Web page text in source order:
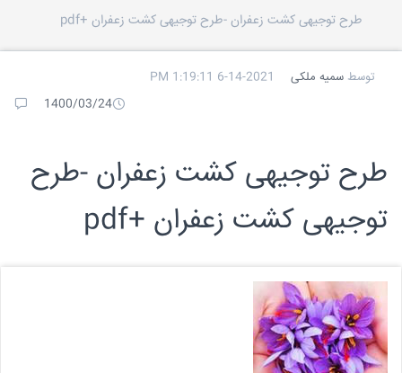
طرح توجیهی کشت زعفران -طرح توجیهی کشت زعفران +pdf
توسط سمیه ملکی
6-14-2021 1:19:11 PM
1400/03/24
طرح توجیهی کشت زعفران -طرح
توجیهی کشت زعفران +pdf